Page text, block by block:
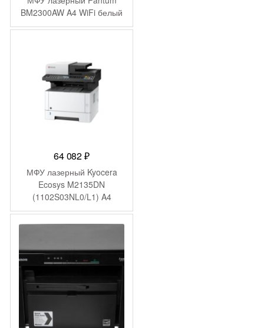
BM2300AW A4 WiFi белый
64 082₽
МФУ лазерный Kyocera
Ecosys M2135DN
(1102S03NL0/L1) A4
Duplex белый